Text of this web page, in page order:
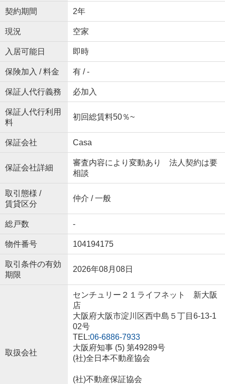
契約期間 2年
現況 空家
入居可能日 即時
保険加入 / 料金 有 / -
保証人代行義務 必加入
保証人代行利用
料
初回総賃料50％~
保証会社 Casa
保証会社詳細
審査内容により変動あり 法人契約は要
相談
取引態様 /
賃貸区分
仲介 / 一般
総戸数 -
物件番号 104194175
取引条件の有効
期限
2026年08月08日
取扱会社
センチュリー２１ライフネット 新大阪
店
大阪府大阪市淀川区西中島５丁目6-13-1
02号
TEL:06-6886-7933
大阪府知事 (5) 第49289号
(社)全日本不動産協会
(社)不動産保証協会